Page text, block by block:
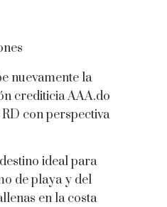
nuevamente la
crediticia AAA.do
con perspectiva
ideal para
de playa y del
en la costa